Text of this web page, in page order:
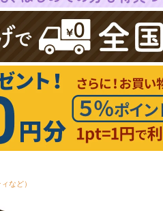
など）